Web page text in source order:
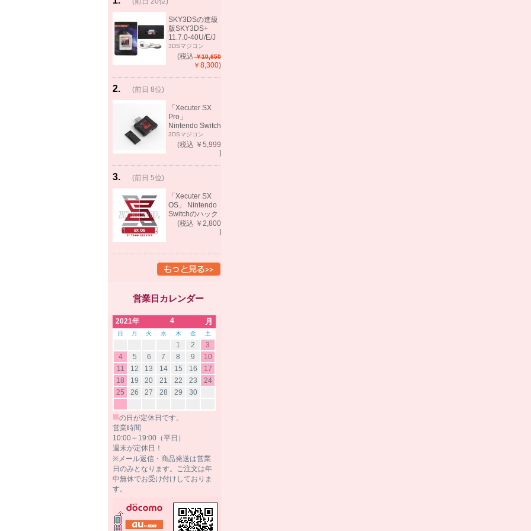
rank
SKY3DSの進級
版SKY3DS+
11.7.0-40U/E/J
で起動可能
(MHX、FEifサポ
3DSマジコン
(税込￥10,650
￥8,300)
2.
rank
(前日 8位)
「Xecuter SX
Pro」
Nintendo Switch
バックアップゲ
ーム起動可能
3DSマジコン
(税込 ￥5,999
)
3.
rank
up!
(前日 5位)
「Xecuter SX
OS」 Nintendo
Switchのハック
ツール バック
(税込 ￥2,800
)
営業日カレンダー
2021年 4 月
日 月 火 水 木 金 土
1 2
3
4
5 6 7 8 9
10
11
12 13 14 15 16
17
18
19 20 21 22 23
24
25
26 27 28 29 30
■の日が定休日です。
営業時間
10:00～19:00（平日）
週末が定休日！
※メール返信・商品発送は営業
日のみとなります。ご注文は年
中無休でお受け付けしておりま
す。